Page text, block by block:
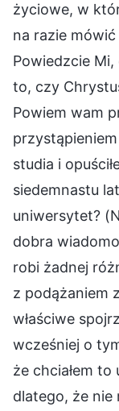
życiowe, w
na razie
Powiedzcie
to, czy
Powiem wam
studia i
siedemnastu
uniwersytet?
dobra
robi żadnej
z podążaniem
właściwe
wcześniej o
że chciałem
dlatego, że